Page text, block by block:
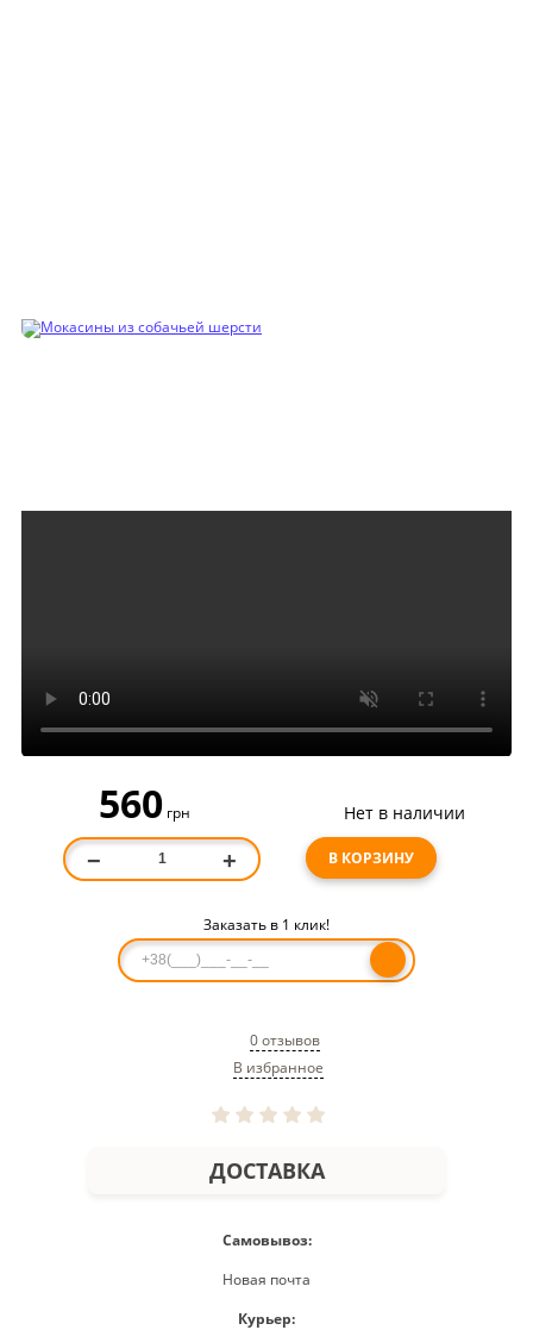
560 грн Нет в наличии
− + В КОРЗИНУ
Заказать в 1 клик!
0 отзывов
В избранное
ДОСТАВКА
Самовывоз:
Новая почта
Курьер: